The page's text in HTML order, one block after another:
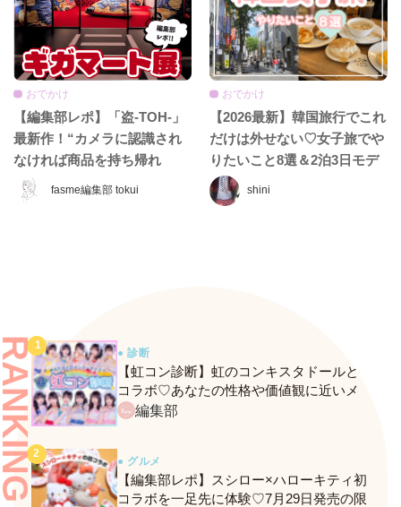
fasme編集部 tokui
おでかけ
【編集部レポ】「盗-TOH-」
最新作！“カメラに認識され
なければ商品を持ち帰れ
る”『ギガマート展』に行っ
てきた♡
shini
おでかけ
【2026最新】韓国旅行でこれ
だけは外せない♡女子旅でや
りたいこと8選＆2泊3日モデ
ルコース
● 診断
【虹コン診断】虹のコンキスタドールと
コラボ♡あなたの性格や価値観に近いメ
ンバーがわかる、fasmeの新診断がスター
編集部
● グルメ
【編集部レポ】スシロー×ハローキティ初
コラボを一足先に体験♡7月29日発売の限